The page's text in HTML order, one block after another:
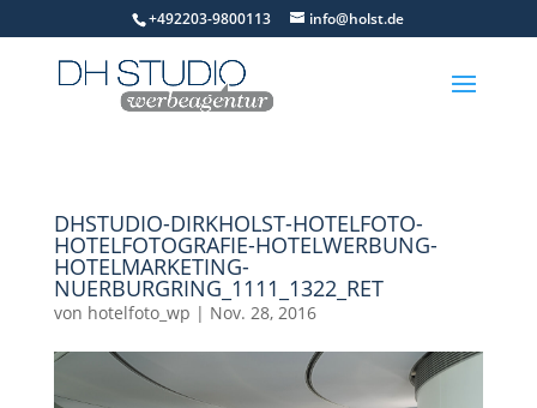
+492203-9800113 info@holst.de
DHSTUDIO-DIRKHOLST-HOTELFOTO-
HOTELFOTOGRAFIE-HOTELWERBUNG-
HOTELMARKETING-
NUERBURGRING_1111_1322_RET
von hotelfoto_wp | Nov. 28, 2016